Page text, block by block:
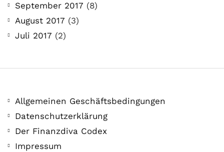
September 2017 (8)
August 2017 (3)
Juli 2017 (2)
Allgemeinen Geschäftsbedingungen
Datenschutzerklärung
Der Finanzdiva Codex
Impressum